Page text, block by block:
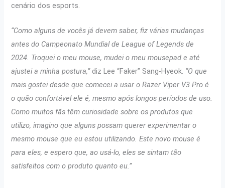
cenário dos esports.
“Como alguns de vocês já devem saber, fiz várias mudanças
antes do Campeonato Mundial de League of Legends de
2024. Troquei o meu mouse, mudei o meu mousepad e até
ajustei a minha postura,”diz Lee “Faker” Sang-Hyeok. “O que
mais gostei desde que comecei a usar o Razer Viper V3 Pro é
o quão confortável ele é, mesmo após longos períodos de uso.
Como muitos fãs têm curiosidade sobre os produtos que
utilizo, imagino que alguns possam querer experimentar o
mesmo mouse que eu estou utilizando. Este novo mouse é
para eles, e espero que, ao usá-lo, eles se sintam tão
satisfeitos com o produto quanto eu.”